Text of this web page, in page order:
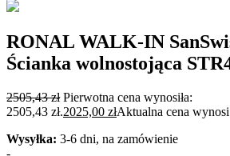
RONAL WALK-IN
Ścianka wolnostojąca
2505,43zł Pierwotna cena wynosiła:
2505,43 zł.2025,00 złAktualna cena
Wysyłka: 3-6 dni, na zamówienie
-